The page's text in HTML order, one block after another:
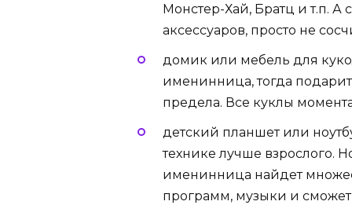
Монстер-Хай, Братц и т.п. А
аксессуаров, просто не
домик или мебель для
именинница, тогда
предела. Все куклы
детский планшет или
технике лучше взрослого.
именинница найдет
программ, музыки и сможет